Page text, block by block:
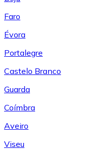
Faro
Évora
Portalegre
Castelo Branco
Guarda
Coímbra
Aveiro
Viseu